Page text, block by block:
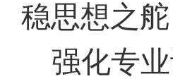
稳思想之
强化专